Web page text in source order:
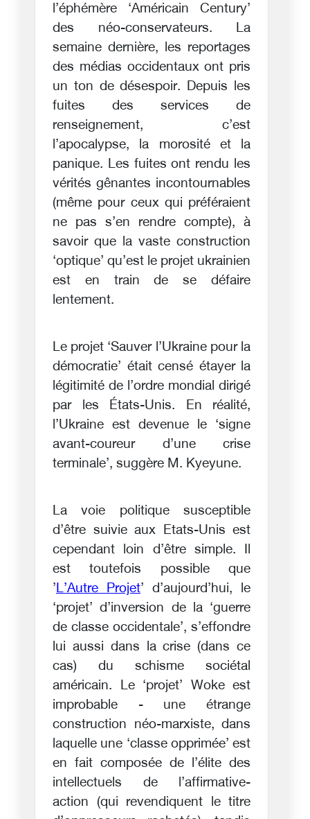
l’éphémère ‘Américain Century’
des néo-conservateurs. La
semaine dernière, les reportages
des médias occidentaux ont pris
un ton de désespoir. Depuis les
fuites des services de
renseignement, c’est
l’apocalypse, la morosité et la
panique. Les fuites ont rendu les
vérités gênantes incontournables
(même pour ceux qui préféraient
ne pas s’en rendre compte), à
savoir que la vaste construction
‘optique’ qu’est le projet ukrainien
est en train de se défaire
lentement.
Le projet ‘Sauver l’Ukraine pour la
démocratie’ était censé étayer la
légitimité de l’ordre mondial dirigé
par les États-Unis. En réalité,
l’Ukraine est devenue le ‘signe
avant-coureur d’une crise
terminale’, suggère M. Kyeyune.
La voie politique susceptible
d’être suivie aux Etats-Unis est
cependant loin d’être simple. Il
est toutefois possible que
’L’Autre Projet’ d’aujourd’hui, le
‘projet’ d’inversion de la ‘guerre
de classe occidentale’, s’effondre
lui aussi dans la crise (dans ce
cas) du schisme sociétal
américain. Le ‘projet’ Woke est
improbable - une étrange
construction néo-marxiste, dans
laquelle une ‘classe opprimée’ est
en fait composée de l’élite des
intellectuels de l’affirmative-
action (qui revendiquent le titre